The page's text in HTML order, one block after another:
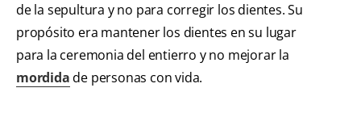
de la sepultura y no para corregir los dientes. Su
propósito era mantener los dientes en su lugar
para la ceremonia del entierro y no mejorar la
mordidade personas con vida.